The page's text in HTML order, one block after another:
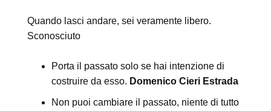
Quando lasci andare, sei veramente libero.
Sconosciuto
Porta il passato solo se hai intenzione di
costruire da esso. Domenico Cieri Estrada
Non puoi cambiare il passato, niente di tutto